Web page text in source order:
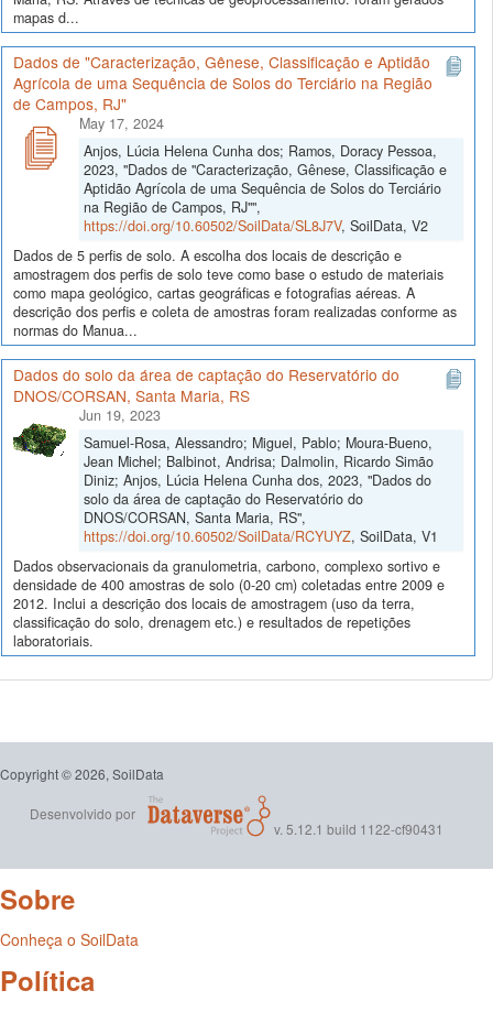
mapas d...
Dados de "Caracterização, Gênese, Classificação e Aptidão
Agrícola de uma Sequência de Solos do Terciário na Região
de Campos, RJ"
May 17, 2024
Anjos, Lúcia Helena Cunha dos; Ramos, Doracy Pessoa,
2023, "Dados de "Caracterização, Gênese, Classificação e
Aptidão Agrícola de uma Sequência de Solos do Terciário
na Região de Campos, RJ"",
https://doi.org/10.60502/SoilData/SL8J7V, SoilData, V2
Dados de 5 perfis de solo. A escolha dos locais de descrição e
amostragem dos perfis de solo teve como base o estudo de materiais
como mapa geológico, cartas geográficas e fotografias aéreas. A
descrição dos perfis e coleta de amostras foram realizadas conforme as
normas do Manua...
Dados do solo da área de captação do Reservatório do
DNOS/CORSAN, Santa Maria, RS
Jun 19, 2023
Samuel-Rosa, Alessandro; Miguel, Pablo; Moura-Bueno,
Jean Michel; Balbinot, Andrisa; Dalmolin, Ricardo Simão
Diniz; Anjos, Lúcia Helena Cunha dos, 2023, "Dados do
solo da área de captação do Reservatório do
DNOS/CORSAN, Santa Maria, RS",
https://doi.org/10.60502/SoilData/RCYUYZ, SoilData, V1
Dados observacionais da granulometria, carbono, complexo sortivo e
densidade de 400 amostras de solo (0-20 cm) coletadas entre 2009 e
2012. Inclui a descrição dos locais de amostragem (uso da terra,
classificação do solo, drenagem etc.) e resultados de repetições
laboratoriais.
Copyright © 2026, SoilData
Desenvolvido por
v. 5.12.1 build 1122-cf90431
Sobre
Conheça o SoilData
Política